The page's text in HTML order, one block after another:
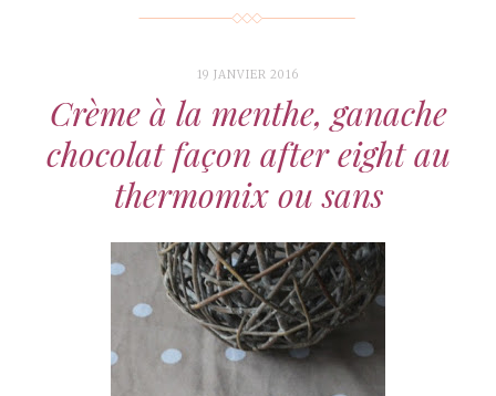
19 JANVIER 2016
Crème à la menthe, ganache
chocolat façon after eight au
thermomix ou sans